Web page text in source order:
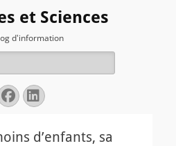
et Sciences
d'information
Facebook
LinkedIn
d’enfants, sa